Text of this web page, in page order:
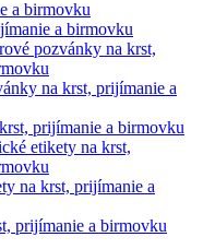
a birmovku
a birmovku
pozvánky na krst,
na krst, prijímanie a
prijímanie a birmovku
etikety na krst,
na krst, prijímanie a
prijímanie a birmovku